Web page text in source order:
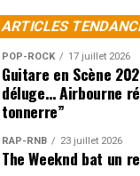
ARTICLES
POP-ROCK 17 juillet 2026
Guitare en Scène
déluge… Airbourne
tonnerre”
RAP-RNB 23 juillet 2026
The Weeknd bat un